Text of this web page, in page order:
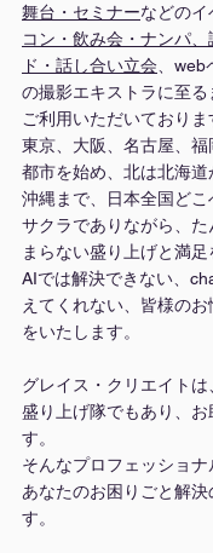
舞台 ・ セミナーなどのイ
コン・飲み会・ナンパ
ド・話し合い立会 、
の撮影エキストラに至
ご利用いただいておりま
東京、大阪、名古屋、
都市を始め、北は北海道
沖縄まで、日本全国どこ
サクラでありながら、
まらない盛り上げと満足
AIでは解決できない、
えてくれない、皆様の
をいたします。
グレイス・クリエイトは
盛り上げ隊でもあり、
す。
そんなプロフェッショナ
あなたのお困りごと解
す。